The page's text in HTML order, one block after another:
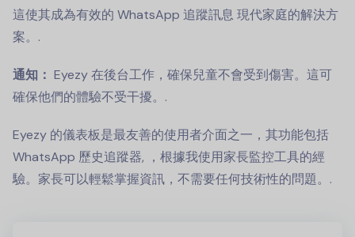
這使其成為有效的 WhatsApp 追蹤訊息 現代家庭的解決方
案。.
通知： Eyezy 在後台工作，確保兒童不會受到傷害。這可
確保他們的體驗不受干擾。.
Eyezy 的儀表板是最友善的使用者介面之一，其功能包括
WhatsApp 歷史追蹤器, ，根據我使用家長監控工具的經
驗。家長可以輕鬆掌握資訊，不需要任何技術性的問題。.